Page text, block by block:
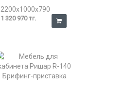
2200x1000x790
1 320 970 тг.